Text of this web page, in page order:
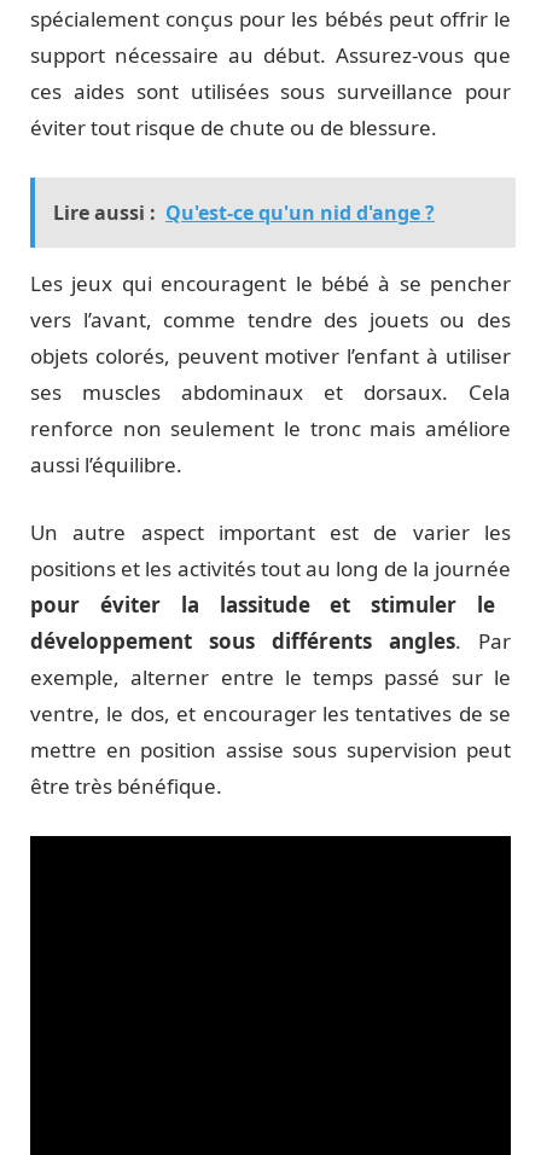
spécialement conçus pour les bébés peut offrir le
support nécessaire au début. Assurez-vous que
ces aides sont utilisées sous surveillance pour
éviter tout risque de chute ou de blessure.
Lire aussi : Qu'est-ce qu'un nid d'ange ?
Les jeux qui encouragent le bébé à se pencher
vers l’avant, comme tendre des jouets ou des
objets colorés, peuvent motiver l’enfant à utiliser
ses muscles abdominaux et dorsaux. Cela
renforce non seulement le tronc mais améliore
aussi l’équilibre.
Un autre aspect important est de varier les
positions et les activités tout au long de la journée
pour éviter la lassitude et stimuler le
développement sous différents angles. Par
exemple, alterner entre le temps passé sur le
ventre, le dos, et encourager les tentatives de se
mettre en position assise sous supervision peut
être très bénéfique.